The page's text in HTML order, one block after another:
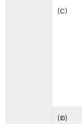
(င)
(စ)